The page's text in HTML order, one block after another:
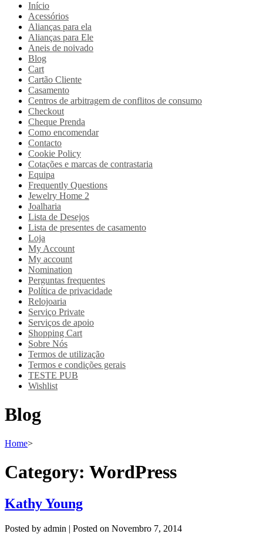
Início
Acessórios
Alianças para ela
Alianças para Ele
Aneis de noivado
Blog
Cart
Cartão Cliente
Casamento
Centros de arbitragem de conflitos de consumo
Checkout
Cheque Prenda
Como encomendar
Contacto
Cookie Policy
Cotações e marcas de contrastaria
Equipa
Frequently Questions
Jewelry Home 2
Joalharia
Lista de Desejos
Lista de presentes de casamento
Loja
My Account
My account
Nomination
Perguntas frequentes
Política de privacidade
Relojoaria
Serviço Private
Serviços de apoio
Shopping Cart
Sobre Nós
Termos de utilização
Termos e condições gerais
TESTE PUB
Wishlist
Blog
Home>
Category: WordPress
Kathy Young
Posted by admin | Posted on Novembro 7, 2014